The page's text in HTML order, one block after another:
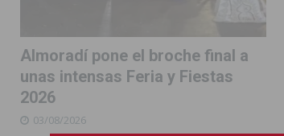
Almoradí pone el broche final a
unas intensas Feria y Fiestas
2026
03/08/2026